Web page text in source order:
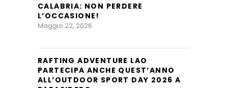
CALABRIA: NON PERDERE
L’OCCASIONE!
Maggio 22, 2026
RAFTING ADVENTURE LAO
PARTECIPA ANCHE QUEST’ANNO
ALL’OUTDOOR SPORT DAY 2026 A